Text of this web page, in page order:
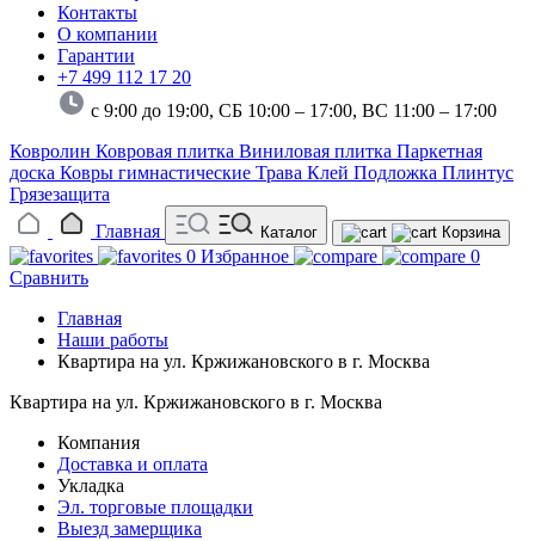
Контакты
О компании
Гарантии
+7 499 112 17 20
с 9:00 до 19:00, СБ 10:00 – 17:00, ВС 11:00 – 17:00
Ковролин Ковровая плитка Виниловая плитка Паркетная
доска Ковры гимнастические Трава Клей Подложка Плинтус
Грязезащита
Главная
Каталог Корзина
0 Избранное
0
Сравнить
Главная
Наши работы
Квартира на ул. Кржижановского в г. Москва
Квартира на ул. Кржижановского в г. Москва
Компания
Доставка и оплата
Укладка
Эл. торговые площадки
Выезд замерщика